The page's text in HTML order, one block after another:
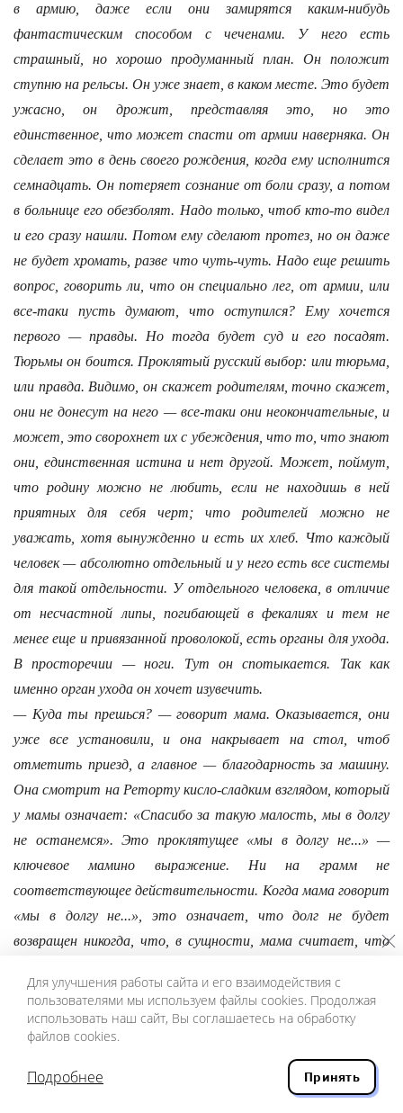
в армию, даже если они замирятся каким-нибудь
фантастическим способом с чеченами. У него есть
страшный, но хорошо продуманный план. Он положит
ступню на рельсы. Он уже знает, в каком месте. Это будет
ужасно, он дрожит, представляя это, но это
единственное, что может спасти от армии наверняка. Он
сделает это в день своего рождения, когда ему исполнится
семнадцать. Он потеряет сознание от боли сразу, а потом
в больнице его обезболят. Надо только, чтоб кто-то видел
и его сразу нашли. Потом ему сделают протез, но он даже
не будет хромать, разве что чуть-чуть. Надо еще решить
вопрос, говорить ли, что он специально лег, от армии, или
все-таки пусть думают, что оступился? Ему хочется
первого — правды. Но тогда будет суд и его посадят.
Тюрьмы он боится. Проклятый русский выбор: или тюрьма,
или правда. Видимо, он скажет родителям, точно скажет,
они не донесут на него — все-таки они неокончательные, и
может, это сворохнет их с убеждения, что то, что знают
они, единственная истина и нет другой. Может, поймут,
что родину можно не любить, если не находишь в ней
приятных для себя черт; что родителей можно не
уважать, хотя вынужденно и есть их хлеб. Что каждый
человек — абсолютно отдельный и у него есть все системы
для такой отдельности. У отдельного человека, в отличие
от несчастной липы, погибающей в фекалиях и тем не
менее еще и привязанной проволокой, есть органы для ухода.
В просторечии — ноги. Тут он спотыкaется. Так как
именно орган ухода он хочет изувечить.
— Куда ты прешься? — говорит мама. Оказывается, они
уже все установили, и она накрывает на стол, чтоб
отметить приезд, а главное — благодарность за машину.
Она смотрит на Реторту кисло-сладким взглядом, который
у мамы означает: «Спасибо за такую малость, мы в долгу
не останемся». Это проклятущее «мы в долгу не...» —
ключевое мамино выражение. Ни на грамм не
соответствующее действительности. Когда мама говорит
«мы в долгу не...», это означает, что долг не будет
возвращен никогда, что, в сущности, мама считает, что
обязательно внесет в реестр и через какое-то время
скажет папе: «Какая неблагодарная Дина. Жила у нас на
даче за так. Не могу же я считать оплатой то, что они
привезли нас на машине. Она же сама на ней и приехала. А я
тогда накрыла стол. Ты помнишь? Она же прожила две
Для улучшения работы сайта и его взаимодействия с
пользователями мы используем файлы cookies. Продолжая
использовать наш сайт, Вы соглашаетесь на обработку
файлов cookies.
Подробнее Принять